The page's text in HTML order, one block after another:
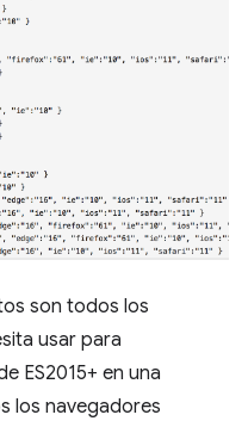
son todos los
usar para
ES2015+ en una
los navegadores